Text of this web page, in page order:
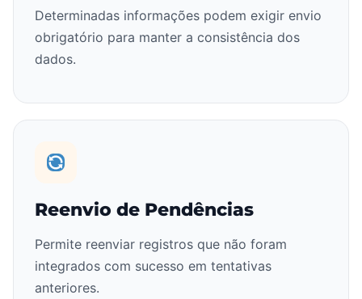
Determinadas informações podem exigir envio
obrigatório para manter a consistência dos
dados.
Reenvio de Pendências
Permite reenviar registros que não foram
integrados com sucesso em tentativas
anteriores.